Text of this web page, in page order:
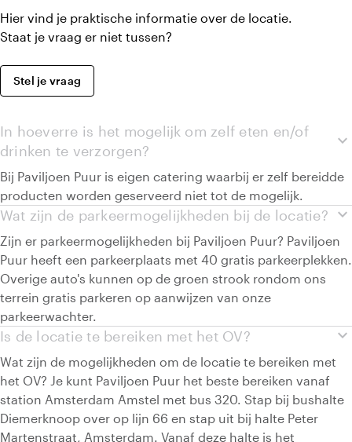
Hier vind je praktische informatie over de locatie.
Staat je vraag er niet tussen?
Stel je vraag
expand_more
In hoeverre is het mogelijk om zelf eten en/of
drinken te verzorgen?
Bij Paviljoen Puur is eigen catering waarbij er zelf bereidde
producten worden geserveerd niet tot de mogelijk.
expand_more
Wat zijn de parkeermogelijkheden bij de locatie?
Zijn er parkeermogelijkheden bij Paviljoen Puur? Paviljoen
Puur heeft een parkeerplaats met 40 gratis parkeerplekken.
Overige auto's kunnen op de groen strook rondom ons
terrein gratis parkeren op aanwijzen van onze
parkeerwachter.
expand_more
Is de locatie te bereiken met het OV?
Wat zijn de mogelijkheden om de locatie te bereiken met
het OV? Je kunt Paviljoen Puur het beste bereiken vanaf
station Amsterdam Amstel met bus 320. Stap bij bushalte
Diemerknoop over op lijn 66 en stap uit bij halte Peter
Martenstraat, Amsterdam. Vanaf deze halte is het